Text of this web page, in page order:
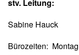
stv. Leitung:
Sabine Hauck
Bürozeiten: